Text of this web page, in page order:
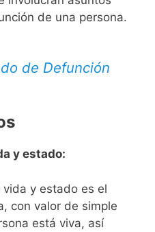
de una persona.
de Defunción
y estado:
y estado es el
con valor de simple
está viva, así